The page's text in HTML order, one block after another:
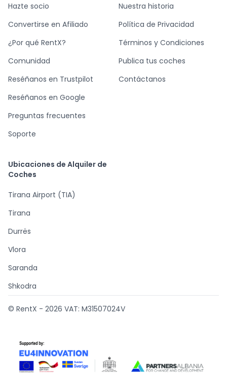
Hazte socio
Convertirse en Afiliado
¿Por qué RentX?
Comunidad
Reséñanos en Trustpilot
Reséñanos en Google
Preguntas frecuentes
Soporte
Nuestra historia
Política de Privacidad
Términos y Condiciones
Publica tus coches
Contáctanos
Ubicaciones de Alquiler de
Coches
Tirana Airport (TIA)
Tirana
Durrës
Vlora
Saranda
Shkodra
© RentX - 2026 VAT: M31507024V